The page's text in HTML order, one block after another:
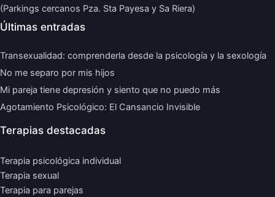
(Parkings cercanos Pza. Sta Payesa y Sa Riera)
Últimas entradas
Transexualidad: comprenderla desde la psicología y la sexología
No me separo por mis hijos
Mi pareja tiene depresión y siento que no puedo más
Agotamiento Psicológico: El Cansancio Invisible
Terapias destacadas
Terapia psicológica individual
Terapia sexual
Terapia para parejas